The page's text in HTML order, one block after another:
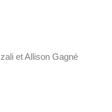
et Allison Gagné